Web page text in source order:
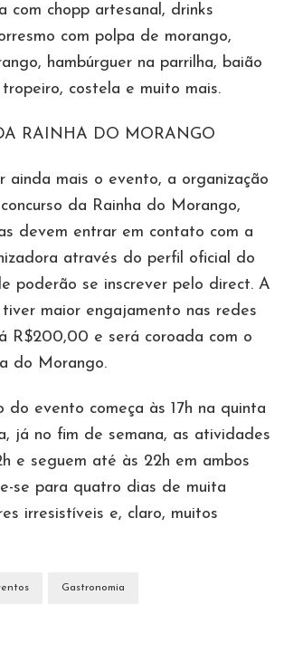
com chopp artesanal, drinks
com polpa de morango,
hambúrguer na parrilha, baião
costela e muito mais.
RAINHA DO MORANGO
ainda mais o evento, a organização
da Rainha do Morango,
devem entrar em contato com a
através do perfil oficial do
poderão se inscrever pelo direct. A
maior engajamento nas redes
R$200,00 e será coroada com o
do Morango.
do evento começa às 17h na quinta
já no fim de semana, as atividades
e seguem até às 22h em ambos
se para quatro dias de muita
irresistíveis e, claro, muitos
Gastronomia